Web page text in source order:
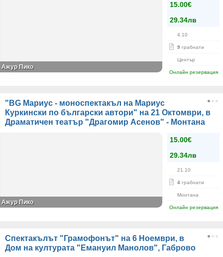
15.00€
29.34лв
4.10
9 грабнати
Център
Онлайн резервация
Ажур Пико
"BG Мариус - моноспектакъл на Мариус
Куркински по български автори" на 21 Октомври, в
Драматичен театър "Драгомир Асенов" - Монтана
15.00€
29.34лв
21.10
4 грабнати
Монтана
Онлайн резервация
Ажур Пико
Спектакълът "Грамофонът" на 6 Ноември, в
Дом на културата "Емануил Манолов", Габрово